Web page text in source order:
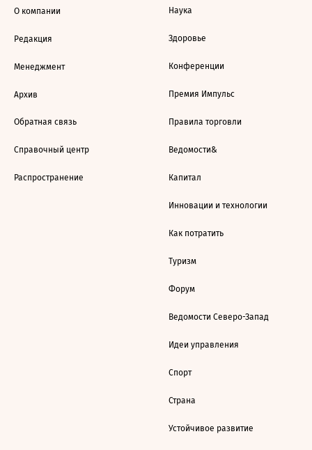
О компании
Редакция
Менеджмент
Архив
Обратная связь
Справочный центр
Распространение
Наука
Здоровье
Конференции
Премия Импульс
Правила торговли
Ведомости&
Капитал
Инновации и технологии
Как потратить
Туризм
Форум
Ведомости Северо-Запад
Идеи управления
Спорт
Страна
Устойчивое развитие